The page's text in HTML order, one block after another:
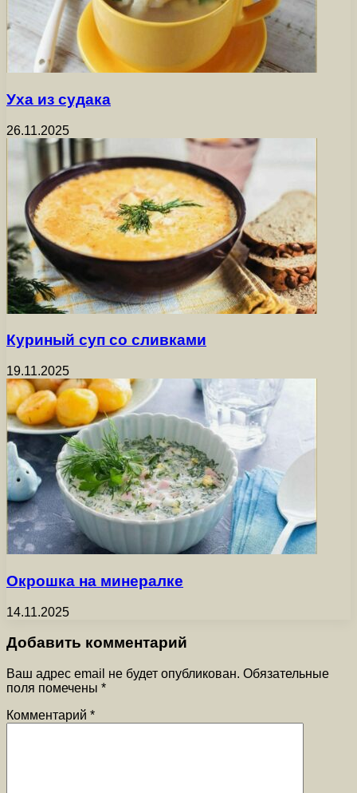
Уха из судака
26.11.2025
Куриный суп со сливками
19.11.2025
Окрошка на минералке
14.11.2025
Добавить комментарий
Ваш адрес email не будет опубликован. Обязательные
поля помечены *
Комментарий *